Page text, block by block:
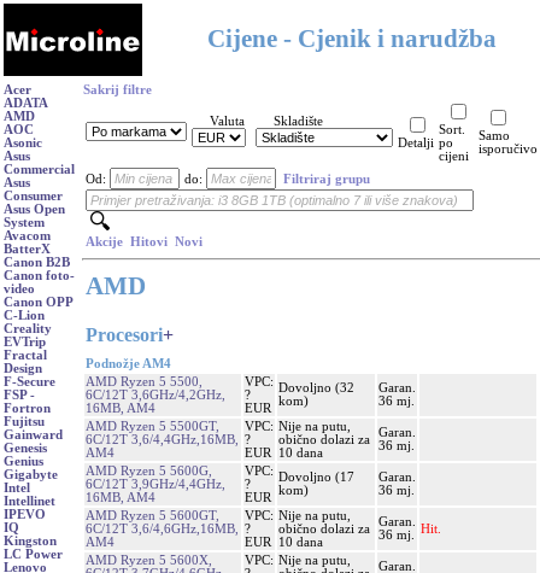
Cijene - Cjenik i narudžba
Acer
ADATA
AMD
AOC
Asonic
Asus
Commercial
Asus
Consumer
Asus Open
System
Avacom
BatterX
Canon B2B
Canon foto-
video
Canon OPP
C-Lion
Creality
EVTrip
Fractal
Design
F-Secure
FSP -
Fortron
Fujitsu
Gainward
Genesis
Genius
Gigabyte
Intel
Intellinet
IPEVO
IQ
Kingston
LC Power
Lenovo
Sakrij filtre
Valuta
Skladište
Detalji
Sort.
po
cijeni
Samo
isporučivo
Od: do: Filtriraj grupu
Akcije Hitovi Novi
AMD
Procesori+
Podnožje AM4
AMD Ryzen 5 5500,
6C/12T 3,6GHz/4,2GHz,
16MB, AM4
VPC:
?
EUR
Dovoljno (32
kom)
Garan.
36 mj.
AMD Ryzen 5 5500GT,
6C/12T 3,6/4,4GHz,16MB,
AM4
VPC:
?
EUR
Nije na putu,
obično dolazi za
10 dana
Garan.
36 mj.
AMD Ryzen 5 5600G,
6C/12T 3,9GHz/4,4GHz,
16MB, AM4
VPC:
?
EUR
Dovoljno (17
kom)
Garan.
36 mj.
AMD Ryzen 5 5600GT,
6C/12T 3,6/4,6GHz,16MB,
AM4
VPC:
?
EUR
Nije na putu,
obično dolazi za
10 dana
Garan.
36 mj.
Hit.
AMD Ryzen 5 5600X,
VPC: Nije na putu,
Garan.